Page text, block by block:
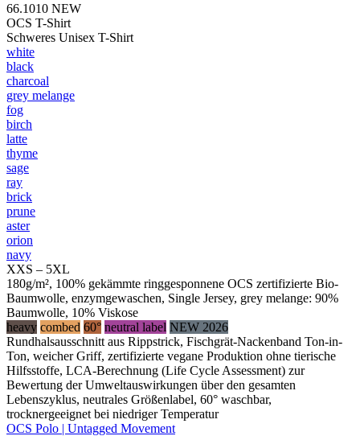
66.1010 NEW
OCS T-Shirt
Schweres Unisex T-Shirt
white
black
charcoal
grey melange
fog
birch
latte
thyme
sage
ray
brick
prune
aster
orion
navy
XXS – 5XL
180g/m², 100% gekämmte ringgesponnene OCS zertifizierte Bio-
Baumwolle, enzymgewaschen, Single Jersey, grey melange: 90%
Baumwolle, 10% Viskose
heavy combed 60° neutral label NEW 2026
Rundhalsausschnitt aus Rippstrick, Fischgrät-Nackenband Ton-in-
Ton, weicher Griff, zertifizierte vegane Produktion ohne tierische
Hilfsstoffe, LCA-Berechnung (Life Cycle Assessment) zur
Bewertung der Umweltauswirkungen über den gesamten
Lebenszyklus, neutrales Größenlabel, 60° waschbar,
trocknergeeignet bei niedriger Temperatur
OCS Polo | Untagged Movement